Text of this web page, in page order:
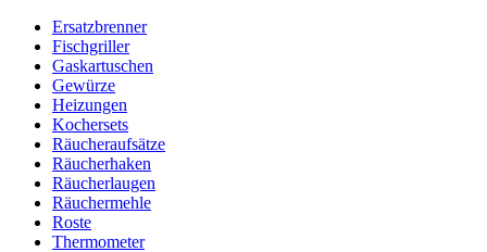
Ersatzbrenner
Fischgriller
Gaskartuschen
Gewürze
Heizungen
Kochersets
Räucheraufsätze
Räucherhaken
Räucherlaugen
Räuchermehle
Roste
Thermometer